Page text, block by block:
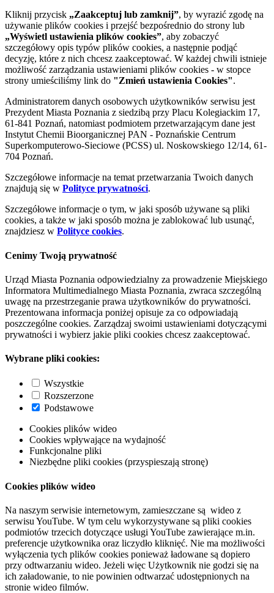
Kliknij przycisk „Zaakceptuj lub zamknij”, by wyrazić zgodę na
używanie plików cookies i przejść bezpośrednio do strony lub
„Wyświetl ustawienia plików cookies”, aby zobaczyć
szczegółowy opis typów plików cookies, a następnie podjąć
decyzję, które z nich chcesz zaakceptować. W każdej chwili istnieje
możliwość zarządzania ustawieniami plików cookies - w stopce
strony umieściliśmy link do "Zmień ustawienia Cookies".
Administratorem danych osobowych użytkowników serwisu jest
Prezydent Miasta Poznania z siedzibą przy Placu Kolegiackim 17,
61-841 Poznań, natomiast podmiotem przetwarzającym dane jest
Instytut Chemii Bioorganicznej PAN - Poznańskie Centrum
Superkomputerowo-Sieciowe (PCSS) ul. Noskowskiego 12/14, 61-
704 Poznań.
Szczegółowe informacje na temat przetwarzania Twoich danych
znajdują się w Polityce prywatności.
Szczegółowe informacje o tym, w jaki sposób używane są pliki
cookies, a także w jaki sposób można je zablokować lub usunąć,
znajdziesz w Polityce cookies.
Cenimy Twoją prywatność
Urząd Miasta Poznania odpowiedzialny za prowadzenie Miejskiego
Informatora Multimedialnego Miasta Poznania, zwraca szczególną
uwagę na przestrzeganie prawa użytkowników do prywatności.
Prezentowana informacja poniżej opisuje za co odpowiadają
poszczególne cookies. Zarządzaj swoimi ustawieniami dotyczącymi
prywatności i wybierz jakie pliki cookies chcesz zaakceptować.
Wybrane pliki cookies:
Wszystkie
Rozszerzone
Podstawowe
Cookies plików wideo
Cookies wpływające na wydajność
Funkcjonalne pliki
Niezbędne pliki cookies (przyspieszają stronę)
Cookies plików wideo
Na naszym serwisie internetowym, zamieszczane są wideo z
serwisu YouTube. W tym celu wykorzystywane są pliki cookies
podmiotów trzecich dotyczące usługi YouTube zawierające m.in.
preferencje użytkownika oraz liczydło kliknięć. Nie ma możliwości
wyłączenia tych plików cookies ponieważ ładowane są dopiero
przy odtwarzaniu wideo. Jeżeli więc Użytkownik nie godzi się na
ich załadowanie, to nie powinien odtwarzać udostępnionych na
stronie wideo filmów.